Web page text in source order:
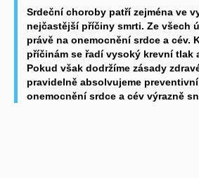
Srdeční choroby patří zejména ve
nejčastější příčiny smrti. Ze všech
právě na onemocnění srdce a cév.
příčinám se řadí vysoký krevní tlak
Pokud však dodržíme zásady
pravidelně absolvujeme
onemocnění srdce a cév výrazně